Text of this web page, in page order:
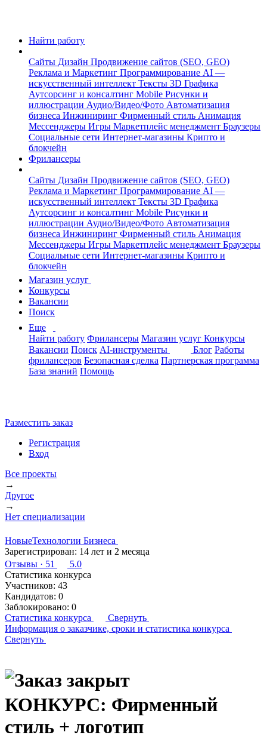
Найти работу
Сайты Дизайн Продвижение сайтов (SEO, GEO)
Реклама и Маркетинг Программирование AI —
искусственный интеллект Тексты 3D Графика
Аутсорсинг и консалтинг Mobile Рисунки и
иллюстрации Аудио/Видео/Фото Автоматизация
бизнеса Инжиниринг Фирменный стиль Анимация
Мессенджеры Игры Маркетплейс менеджмент Браузеры
Социальные сети Интернет-магазины Крипто и
блокчейн
Фрилансеры
Сайты Дизайн Продвижение сайтов (SEO, GEO)
Реклама и Маркетинг Программирование AI —
искусственный интеллект Тексты 3D Графика
Аутсорсинг и консалтинг Mobile Рисунки и
иллюстрации Аудио/Видео/Фото Автоматизация
бизнеса Инжиниринг Фирменный стиль Анимация
Мессенджеры Игры Маркетплейс менеджмент Браузеры
Социальные сети Интернет-магазины Крипто и
блокчейн
Магазин услуг
Конкурсы
Вакансии
Поиск
Еще
Найти работу Фрилансеры Магазин услуг Конкурсы
Вакансии Поиск AI-инструменты Блог Работы
фрилансеров Безопасная сделка Партнерская программа
База знаний Помощь
Разместить заказ
Регистрация
Вход
Все проекты
→
Другое
→
Нет специализации
НовыеТехнологии Бизнеса
Зарегистрирован: 14 лет и 2 месяца
Отзывы · 51
5.0
Статистика конкурса
Участников: 43
Кандидатов: 0
Заблокировано: 0
Статистика конкурса
Свернуть
Информация о заказчике, сроки и статистика конкурса
Свернуть
КОНКУРС: Фирменный
стиль + логотип